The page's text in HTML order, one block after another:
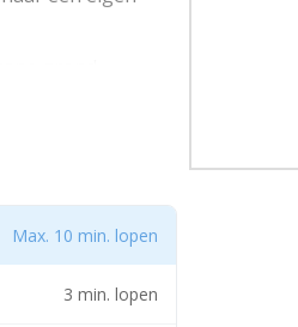
inzetbaar voor
De
lichte
een pantry.
Max. 10 min. lopen
3 min. lopen